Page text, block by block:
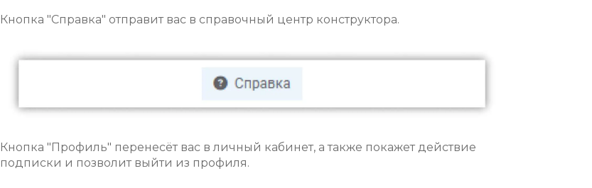
Кнопка "Справка" отправит вас в справочный центр конструктора.
Кнопка "Профиль" перенесёт вас в личный кабинет, а также покажет действие
подписки и позволит выйти из профиля.